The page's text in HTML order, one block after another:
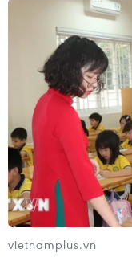
vietnamplus.vn